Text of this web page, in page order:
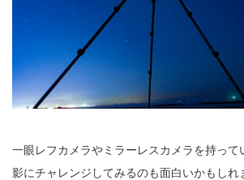
一眼レフカメラやミラーレスカメラを持って
影にチャレンジしてみるのも面白いかもしれ